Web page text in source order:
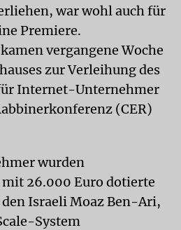
war wohl auch für
Premiere.
vergangene Woche
zur Verleihung des
Internet-Unternehmer
(CER)
wurden
mit 26.000 Euro dotierte
Israeli Moaz Ben-Ari,
System